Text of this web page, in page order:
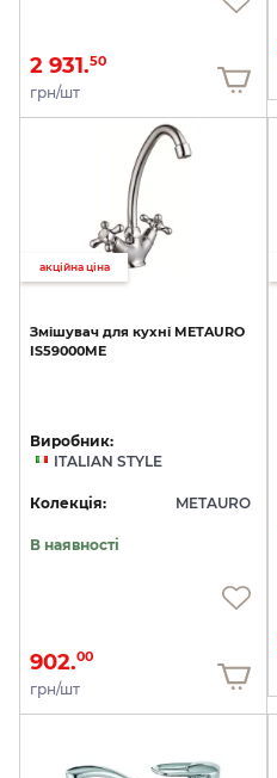
2 931.50
грн/шт
акційна ціна
Змішувач для кухні METAURO
IS59000ME
Виробник:
ITALIAN STYLE
Колекція: METAURO
В наявності
902.00
грн/шт